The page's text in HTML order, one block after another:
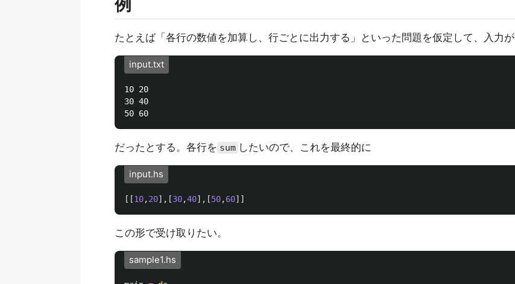
例
たとえば「各行の数値を加算し、行ごとに出力する」といった問題を仮定して、入力が
input.txt
10 20
30 40
だったとする。各行を sum したいので、これを最終的に
input.hs
[[10,20],[30,40],[50,60]]
この形で受け取りたい。
sample1.hs